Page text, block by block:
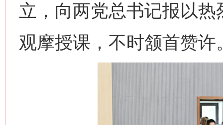
立，向两党总书记报以
观摩授课，不时颔首赞许